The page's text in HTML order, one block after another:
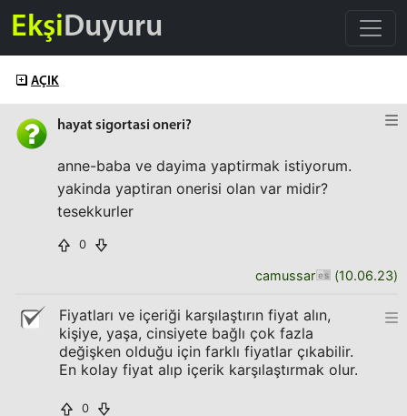
EkşiDuyuru
AÇIK
hayat sigortasi oneri?
anne-baba ve dayima yaptirmak istiyorum.
yakinda yaptiran onerisi olan var midir?
tesekkurler
0
camussar (10.06.23)
Fiyatları ve içeriği karşılaştırın fiyat alın,
kişiye, yaşa, cinsiyete bağlı çok fazla
değişken olduğu için farklı fiyatlar çıkabilir.
En kolay fiyat alıp içerik karşılaştırmak olur.
0